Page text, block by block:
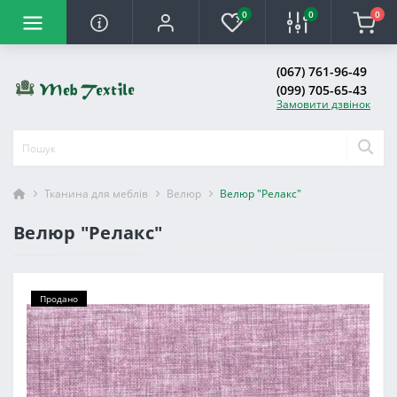
0 0 0
(067) 761-96-49
(099) 705-65-43
Замовити дзвінок
Тканина для меблів Велюр Велюр "Релакс"
Велюр "Релакс"
Продано